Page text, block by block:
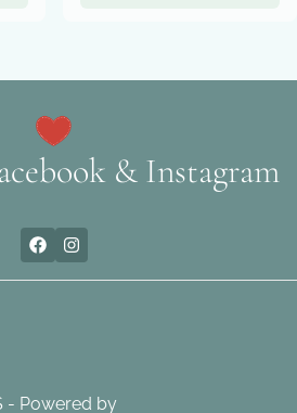
& Instagram
- Powered by